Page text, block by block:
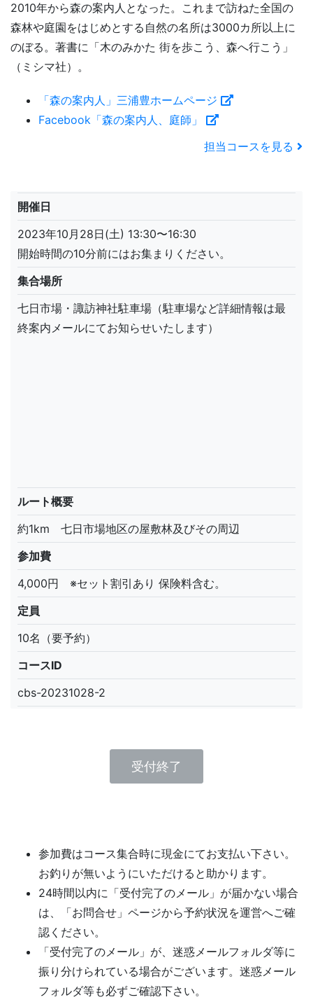
2010年から森の案内人となった。これまで訪ねた全国の
森林や庭園をはじめとする自然の名所は3000カ所以上に
のぼる。著書に「木のみかた 街を歩こう、森へ行こう」
（ミシマ社）。
「森の案内人」三浦豊ホームページ
Facebook「森の案内人、庭師」
担当コースを見る
開催日
2023年10月28日(土) 13:30〜16:30
開始時間の10分前にはお集まりください。
集合場所
七日市場・諏訪神社駐車場（駐車場など詳細情報は最
終案内メールにてお知らせいたします）
ルート概要
約1km 七日市場地区の屋敷林及びその周辺
参加費
4,000円 ※セット割引あり 保険料含む。
定員
10名（要予約）
コースID
cbs-20231028-2
受付終了
参加費はコース集合時に現金にてお支払い下さい。
お釣りが無いようにいただけると助かります。
24時間以内に「受付完了のメール」が届かない場合
は、「お問合せ」ページから予約状況を運営へご確
認ください。
「受付完了のメール」が、迷惑メールフォルダ等に
振り分けられている場合がございます。迷惑メール
フォルダ等も必ずご確認下さい。